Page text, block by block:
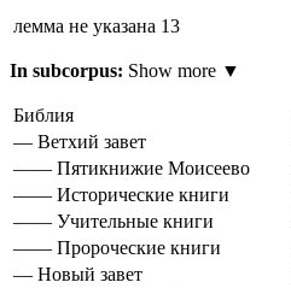
лемма не указана 13
In subcorpus: Show more ▼
Библия
— Ветхий завет
—— Пятикнижие Моисеево
—— Исторические книги
—— Учительные книги
—— Пророческие книги
— Новый завет